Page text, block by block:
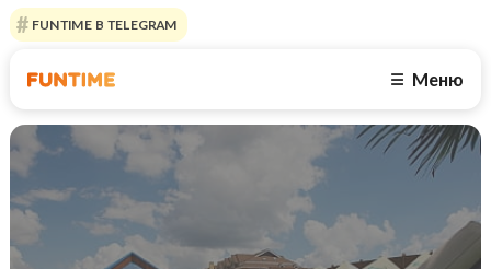
FUNTIME В TELEGRAM
☰ Меню